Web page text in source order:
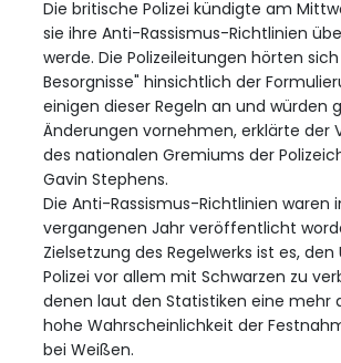
Die britische Polizei kündigte am
sie ihre Anti-Rassismus-Richtlinien
werde. Die Polizeileitungen hörten
Besorgnisse" hinsichtlich der
einigen dieser Regeln an und würden
Änderungen vornehmen, erklärte der
des nationalen Gremiums der
Gavin Stephens.
Die Anti-Rassismus-Richtlinien waren
vergangenen Jahr veröffentlicht
Zielsetzung des Regelwerks ist es,
Polizei vor allem mit Schwarzen zu
denen laut den Statistiken eine mehr
hohe Wahrscheinlichkeit der
bei Weißen.